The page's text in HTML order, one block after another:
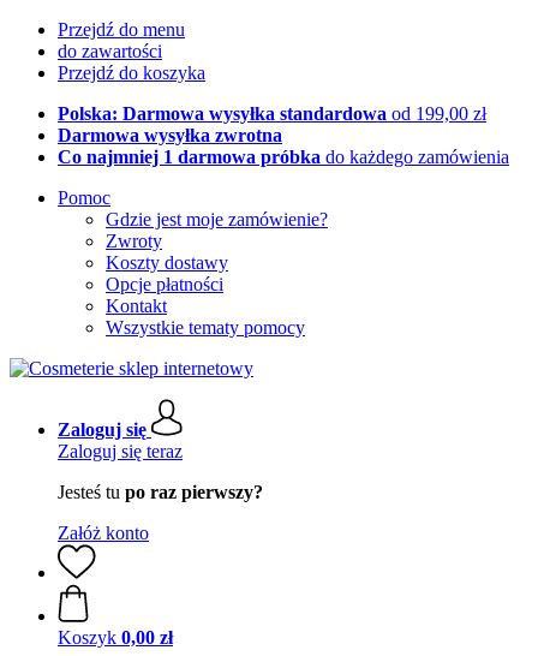
Przejdź do menu
do zawartości
Przejdź do koszyka
Polska: Darmowa wysyłka standardowa od 199,00 zł
Darmowa wysyłka zwrotna
Co najmniej 1 darmowa próbka do każdego zamówienia
Pomoc
Gdzie jest moje zamówienie?
Zwroty
Koszty dostawy
Opcje płatności
Kontakt
Wszystkie tematy pomocy
Zaloguj się
Zaloguj się teraz
Jesteś tu po raz pierwszy?
Załóż konto
Koszyk 0,00 zł